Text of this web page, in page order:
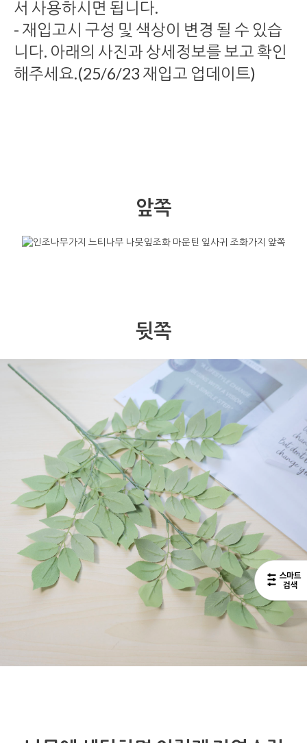
서 사용하시면 됩니다.
- 재입고시 구성 및 색상이 변경 될 수 있습
니다. 아래의 사진과 상세정보를 보고 확인
해주세요.(25/6/23 재입고 업데이트)
앞쪽
뒷쪽